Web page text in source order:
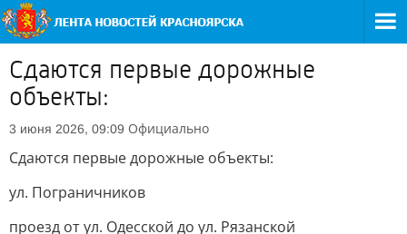
Сдаются первые дорожные
объекты:
3 июня 2026, 09:09 Официально
Сдаются первые дорожные объекты:
ул. Пограничников
проезд от ул. Одесской до ул. Рязанской